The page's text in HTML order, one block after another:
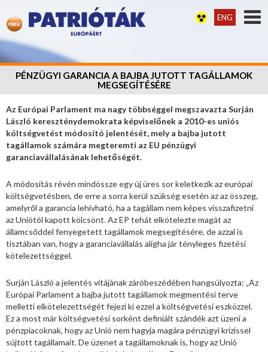
ENG
PÉNZÜGYI GARANCIA A BAJBA JUTOTT TAGÁLLAMOK
MEGSEGÍTÉSÉRE
Az Európai Parlament ma nagy többséggel megszavazta Surján
László kereszténydemokrata képviselőnek a 2010-es uniós
költségvetést módosító jelentését, mely a bajba jutott
tagállamok számára megteremti az EU pénzügyi
garanciavállalásának lehetőségét.
A módosítás révén mindössze egy új üres sor keletkezik az európai
költségvetésben, de erre a sorra kerül szükség esetén az az összeg,
amelyről a garancia lehívható, ha a tagállam nem képes visszafizetni
az Uniótól kapott kölcsönt. Az EP tehát elkötelezte magát az
államcsőddel fenyegetett tagállamok megsegítésére, de azzal is
tisztában van, hogy a garanciavállalás aligha jár tényleges fizetési
kötelezettséggel.
Surján László a jelentés vitájának záróbeszédében hangsúlyozta: „Az
Európai Parlament a bajba jutott tagállamok megmentési terve
melletti elkötelezettségét fejezi ki ezzel a költségvetési eszközzel.
Ez a most már költségvetési sorként definiált szándék azt üzeni a
pénzpiacoknak, hogy az Unió nem hagyja magára pénzügyi krízissel
sújtott tagállamait. De üzenet a tagállamoknak is, hogy az Unió